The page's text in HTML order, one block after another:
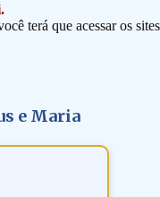
terá que acessar os sites
e Maria